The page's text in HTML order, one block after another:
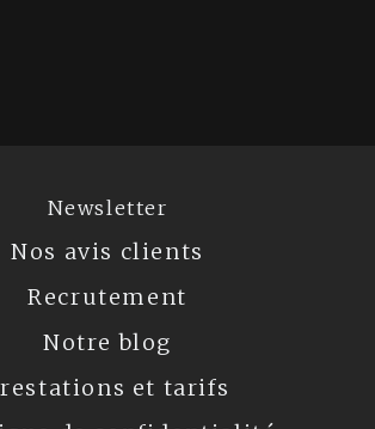
Newsletter
Nos avis clients
Recrutement
Notre blog
et tarifs